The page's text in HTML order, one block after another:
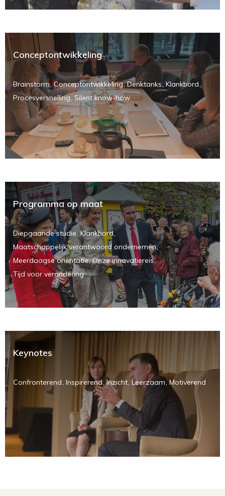
Conceptontwikkeling
Brainstorm Conceptontwikkeling Denktanks Klankbord
Procesversnelling Silent know-how
Programma op maat
Diepgaande studie Klankbord
Maatschappelijk verantwoord ondernemen
Meerdaagse oriëntatie Onze innovatiereis
Tijd voor verandering
Keynotes
Confronterend Inspirerend Inzicht Leerzaam Motiverend